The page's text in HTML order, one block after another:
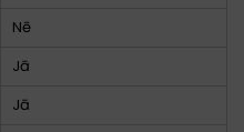
Nē
Jā
Jā